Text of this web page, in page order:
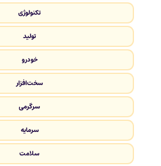
تکنولوژی
تولید
خودرو
سخت‌افزار
سرگرمی
سرمایه
سلامت